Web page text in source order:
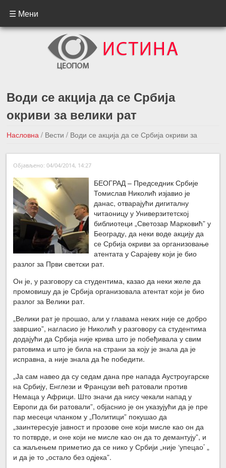
☰ Мени
Води се акција да се Србија
окриви за велики рат
Насловна / Вести/ Води се акција да се Србија окриви за
велики рат
←Претходна вест
Објављено: 04/04/2014, 14:27
БЕОГРАД – Председник Србије
Томислав Николић изјавио је
данас, отварајући дигиталну
читаоницу у Универзитетској
библиотеци „Светозар Марковић” у
Београду, да неки воде акцију да
се Србија окриви за организовање
атентата у Сарајеву који је био
разлог за Први светски рат.
Он је, у разговору са студентима, казао да неки желе да
промовишу да је Србија организовала атентат који је био
разлог за Велики рат.
„Велики рат је прошао, али у главама неких није се добро
завршио”, нагласио је Николић у разговору са студентима
додајући да Србија није крива што је побеђивала у свим
ратовима и што је била на страни за коју је знала да је
исправна, а није знала да ће победити.
„Ја сам навео да су седам дана пре напада Аустроугарске
на Србију, Енглези и Французи већ ратовали против
Немаца у Африци. Што значи да нису чекали напад у
Европи да би ратовали”, објаснио је он указујући да је пре
пар месеци чланком у „Политици” покушао да
„заинтересује јавност и прозове оне који мисле као он да
то потврде, и оне који не мисле као он да то демантују”, и
са жаљењем приметио да се нико у Србији „није ‘упецао’ „
и да је то „остало без одјека”.